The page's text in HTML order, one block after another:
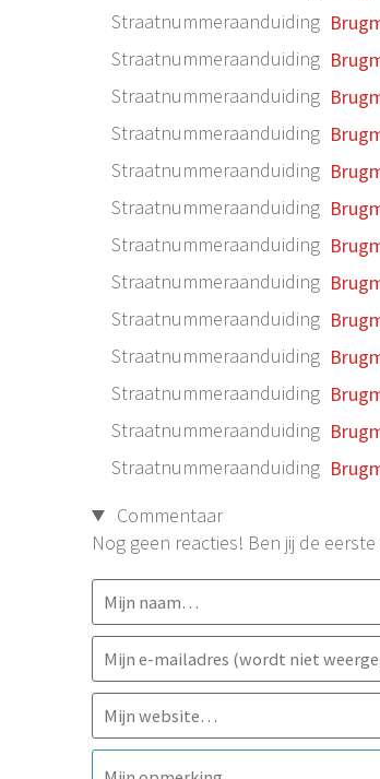
Straatnummeraanduiding
Straatnummeraanduiding
Straatnummeraanduiding
Straatnummeraanduiding
Straatnummeraanduiding
Straatnummeraanduiding
Straatnummeraanduiding
Straatnummeraanduiding
Straatnummeraanduiding
Straatnummeraanduiding
Straatnummeraanduiding
Straatnummeraanduiding
Straatnummeraanduiding
Commentaar
Nog geen reacties! Ben jij de